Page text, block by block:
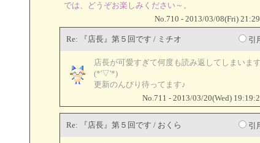
では、どうぞお楽しみください～。
No.710 - 2013/03/08(Fri)
Re: 『店長』第５回です / ミチオ 引
店長が可愛すぎて何度も読み返してしまいます
(*'▽'*)
更新のんびり待ってます♪
No.711 - 2013/03/20(Wed)
Re: 『店長』第５回です / おくら 引